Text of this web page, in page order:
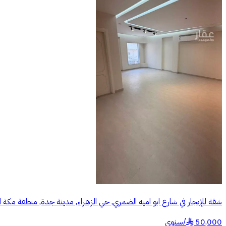
شقة للإيجار في شارع ابو اميه الضمري, حي الزهراء, مدينة جدة, منطقة مكة
50,000
§
/سنوي